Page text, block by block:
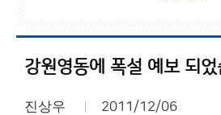
강원영동에 폭설 예보 되
진상우 2011/12/06